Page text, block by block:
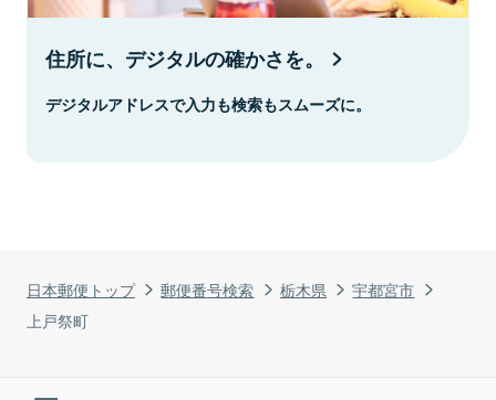
日本郵便トップ 郵便番号検索 栃木県
宇都宮市
上戸祭町
住所に、デジタルの確かさを。
デジタルアドレスで入力も検索もスムーズに。